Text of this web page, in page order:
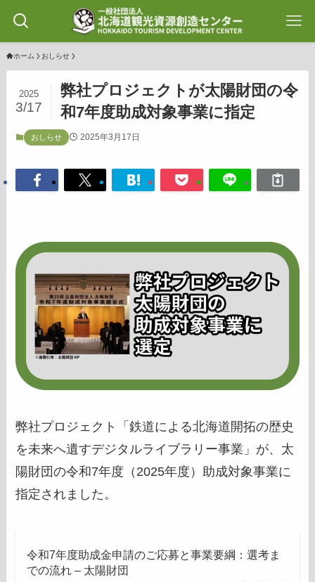
ホーム おしらせ
弊社プロジェクトが太陽財団の令
和7年度助成対象事業に指定
2025
3/17
おしらせ 2025年3月17日
弊社プロジェクト「鉄道による北海道開拓の歴史
を未来へ遺すデジタルライブラリー事業」が、太
陽財団の令和7年度（2025年度）助成対象事業に
指定されました。
令和7年度助成金申請のご応募と事業要綱：選考ま
での流れ – 太陽財団